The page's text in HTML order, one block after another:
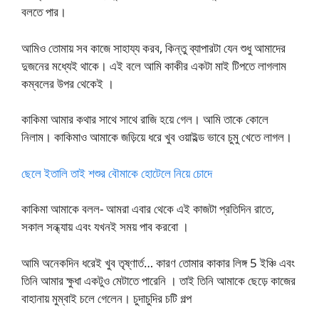
বলতে পার।
আমিও তোমায় সব কাজে সাহায্য করব, কিন্তু ব্যাপারটা যেন শুধু আমাদের
দুজনের মধ্যেই থাকে। এই বলে আমি কাকীর একটা মাই টিপতে লাগলাম
কম্বলের উপর থেকেই ।
কাকিমা আমার কথার সাথে সাথে রাজি হয়ে গেল। আমি তাকে কোলে
নিলাম। কাকিমাও আমাকে জড়িয়ে ধরে খুব ওয়াইল্ড ভাবে চুমু খেতে লাগল।
ছেলে ইতালি তাই শশুর বৌমাকে হোটেলে নিয়ে চোদে
কাকিমা আমাকে বলল- আমরা এবার থেকে এই কাজটা প্রতিদিন রাতে,
সকাল সন্ধ্যায় এবং যখনই সময় পাব করবো ।
আমি অনেকদিন ধরেই খুব তৃষ্ণার্ত… কারণ তোমার কাকার লিঙ্গ 5 ইঞ্চি এবং
তিনি আমার ক্ষুধা একটুও মেটাতে পারেনি । তাই তিনি আমাকে ছেড়ে কাজের
বাহানায় মুম্বাই চলে গেলেন। চুদাচুদির চটি গল্প